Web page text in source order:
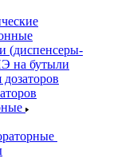
(диспенсеры-
на бутыли